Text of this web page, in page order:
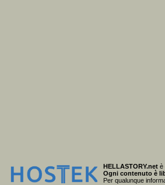
HELLASTORY.netè
Ogni contenuto è
Per qualunque